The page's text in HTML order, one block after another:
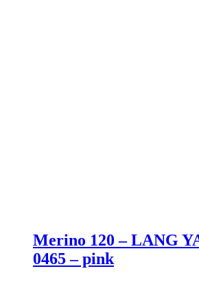
Merino 120 – LANG
0465 – pink